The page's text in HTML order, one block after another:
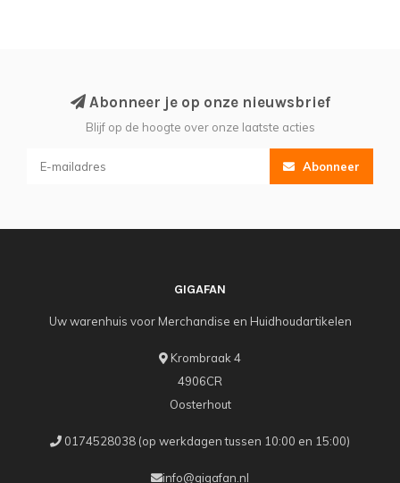
Abonneer je op onze nieuwsbrief
Blijf op de hoogte over onze laatste acties
Abonneer
GIGAFAN
Uw warenhuis voor Merchandise en Huidhoudartikelen
Krombraak 4
4906CR
Oosterhout
0174528038 (op werkdagen tussen 10:00 en 15:00)
info@gigafan.nl